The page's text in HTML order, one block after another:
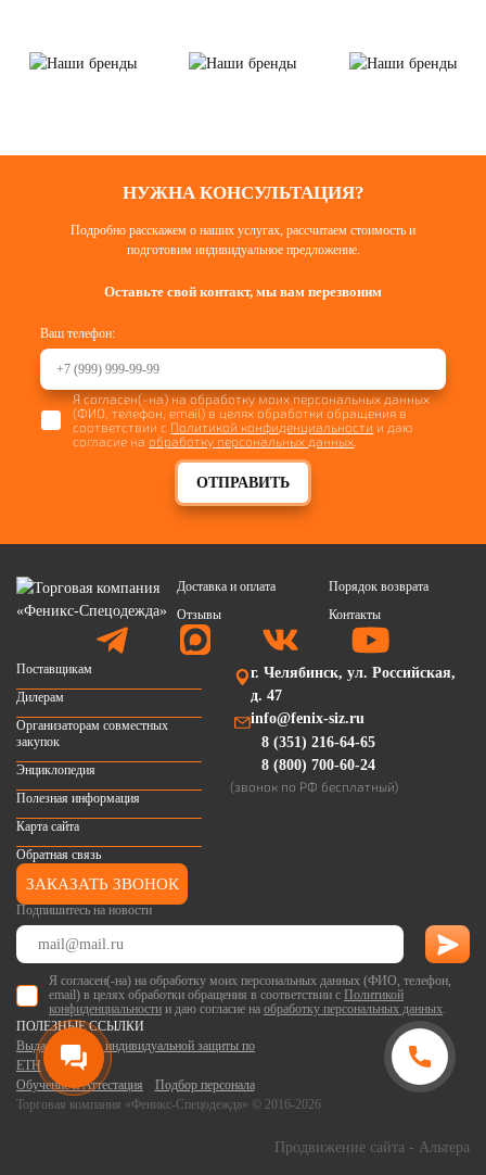
НУЖНА КОНСУЛЬТАЦИЯ?
Подробно расскажем о наших услугах, рассчитаем стоимость и
подготовим индивидуальное предложение.
Оставьте свой контакт, мы вам перезвоним
Ваш телефон:
ОТПРАВИТЬ
Я согласен(-на) на обработку моих персональных данных
(ФИО, телефон, email) в целях обработки обращения в
соответствии с Политикой конфиденциальности и даю
согласие наобработку персональных данных
Доставка и оплата
Порядок возврата
Отзывы
Контакты
Подпишитесь на новости
Я согласен(-на) на обработку моих персональных данных (ФИО, телефон,
email) в целях обработки обращения в соответствии с Политикой
конфиденциальности и даю согласие на обработку персональных данных.
Торговая компания «Феникс-Спецодежда» © 2016-2026
Поставщикам
Дилерам
Организаторам совместных
закупок
Энциклопедия
Полезная информация
Карта сайта
Обратная связь
г. Челябинск, ул. Российская,
д. 47
info@fenix-siz.ru
8 (351) 216-64-65
8 (800) 700-60-24
(звонок по РФ бесплатный)
ЗАКАЗАТЬ ЗВОНОК
ПОЛЕЗНЫЕ ССЫЛКИ
Выдача средств индивидуальной защиты по
ЕТН
Обучение и Аттестация
Подбор персонала
Продвижение сайта - Альтера